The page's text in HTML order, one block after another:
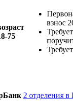
75
взнос
2 отделения в